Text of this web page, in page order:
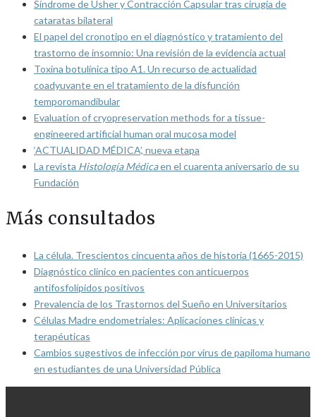
Síndrome de Usher y Contracción Capsular tras cirugía de
cataratas bilateral
El papel del cronotipo en el diagnóstico y tratamiento del
trastorno de insomnio: Una revisión de la evidencia actual
Toxina botulínica tipo A1. Un recurso de actualidad
coadyuvante en el tratamiento de la disfunción
temporomandibular
Evaluation of cryopreservation methods for a tissue-
engineered artificial human oral mucosa model
‘ACTUALIDAD MÉDICA’, nueva etapa
La revista Histología Médicaen el cuarenta aniversario de su
Fundación
Más consultados
La célula. Trescientos cincuenta años de historia (1665-2015)
Diagnóstico clínico en pacientes con anticuerpos
antifosfolípidos positivos
Prevalencia de los Trastornos del Sueño en Universitarios
Células Madre endometriales: Aplicaciones clínicas y
terapéuticas
Cambios sugestivos de infección por virus de papiloma humano
en estudiantes de una Universidad Pública